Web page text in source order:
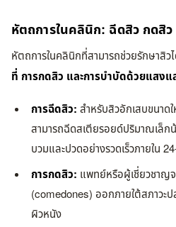
หัตถการในคลินิก: ฉีดสิว กดสิว
หัตถการในคลินิกที่สามารถช่วยรักษาสิว
ที่ การกดสิว และการบำบัดด้วยแสงแ
การฉีดสิว: สำหรับสิวอักเสบขนา
สามารถฉีดสเตียรอยด์ปริมาณเล็ก
บวมและปวดอย่างรวดเร็วภายใน
การกดสิว: แพทย์หรือผู้เชี่ยวชาญ
(comedones) ออกภายใต้สภาวะ
ผิวหนัง